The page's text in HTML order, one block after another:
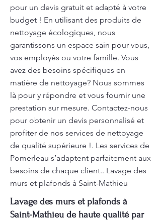
pour un devis gratuit et adapté à votre
budget ! En utilisant des produits de
nettoyage écologiques, nous
garantissons un espace sain pour vous,
vos employés ou votre famille. Vous
avez des besoins spécifiques en
matière de nettoyage? Nous sommes
là pour y répondre et vous fournir une
prestation sur mesure. Contactez-nous
pour obtenir un devis personnalisé et
profiter de nos services de nettoyage
de qualité supérieure !. Les services de
Pomerleau s’adaptent parfaitement aux
besoins de chaque client.. Lavage des
murs et plafonds à Saint-Mathieu
Lavage des murs et plafonds à
Saint-Mathieu de haute qualité par